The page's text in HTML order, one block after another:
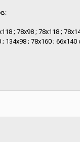
; 78х98 ; 78х118 ;
; 134х98 ; 78х160 ; 66х140